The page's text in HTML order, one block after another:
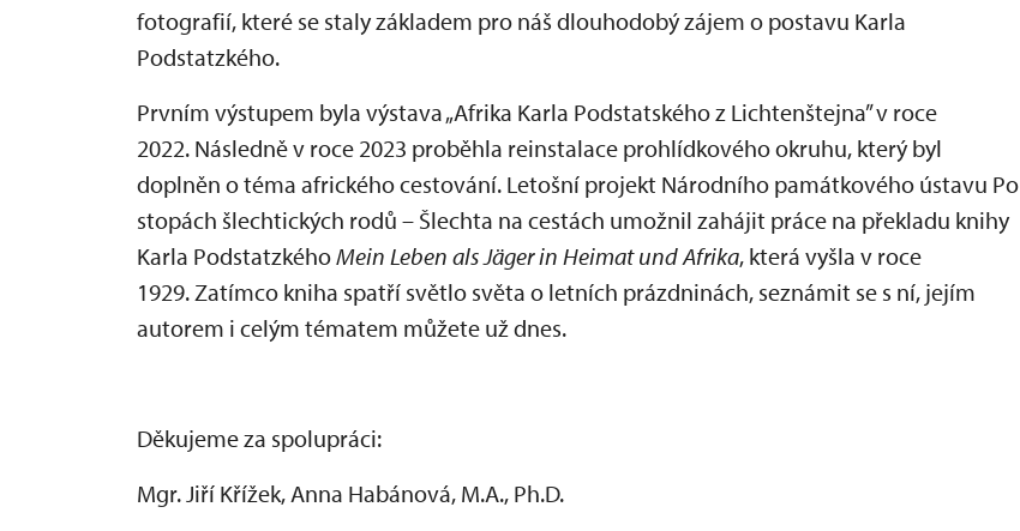
fotografií, které se staly základem pro náš dlouhodobý zájem o postavu Karla
Podstatzkého.
Prvním výstupem byla výstava „Afrika Karla Podstatského z Lichtenštejna” v roce
2022. Následně v roce 2023 proběhla reinstalace prohlídkového okruhu, který byl
doplněn o téma afrického cestování. Letošní projekt Národního památkového ústavu Po
stopách šlechtických rodů – Šlechta na cestách umožnil zahájit práce na překladu knihy
Karla PodstatzkéhoMein Leben als Jäger in Heimat und Afrika, která vyšla v roce
1929. Zatímco kniha spatří světlo světa o letních prázdninách, seznámit se s ní, jejím
autorem i celým tématem můžete už dnes.
Děkujeme za spolupráci:
Mgr. Jiří Křížek, Anna Habánová, M.A., Ph.D.